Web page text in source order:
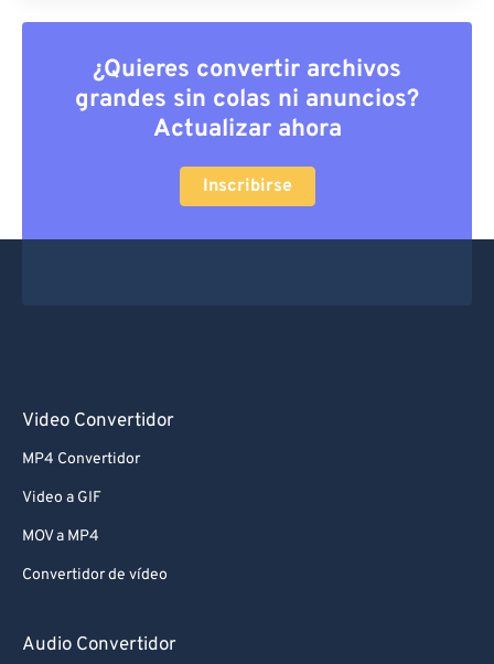
¿Quieres convertir archivos
grandes sin colas ni anuncios?
Actualizar ahora
Inscribirse
Video Convertidor
MP4 Convertidor
Video a GIF
MOV a MP4
Convertidor de vídeo
Audio Convertidor